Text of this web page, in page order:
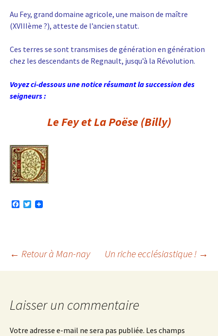
Au Fey, grand domaine agricole, une maison de maître
(XVIIIème ?), atteste de l’ancien statut.
Ces terres se sont transmises de génération en génération
chez les descendants de Regnault, jusqu’à la Révolution.
Voyez ci-dessous une notice résumant la succession des
seigneurs :
Le Fey et La Poëse (Billy)
o
k
T
r
Navigation
articles
← Retour à Man-nay Un riche ecclésiastique ! →
Laisser un commentaire
Votre adresse e-mail ne sera pas publiée. Les champs